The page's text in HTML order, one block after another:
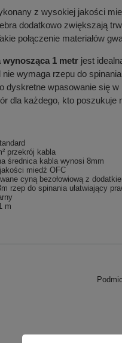
z wysokiej jakości
dodatkowo zwiększają
połączenie materiałów
wynosząca 1 metr jest
nie wymaga rzepu do
dyskretne wpasowanie się
dla każdego, kto
przekrój kabla
średnica kabla wynosi 8mm
miedź OFC
cyną bezołowiową z
rzep do spinania ułatwiający
m